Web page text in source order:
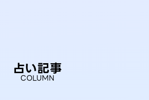
占い記事
COLUMN